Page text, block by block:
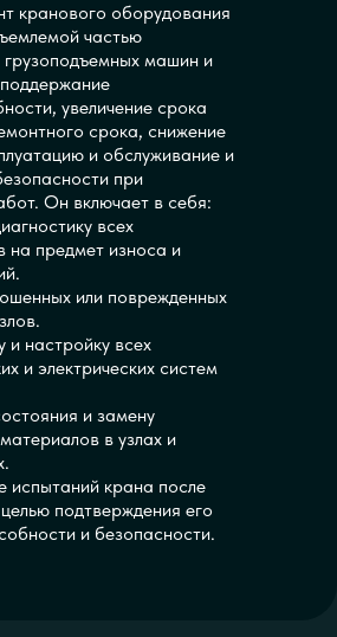
кранового оборудования
частью
грузоподъемных машин и
увеличение срока
срока, снижение
и обслуживание и
при
Он включает в себя:
всех
на предмет износа и
или поврежденных
и настройку всех
и электрических систем
и замену
в узлах и
испытаний крана после
подтверждения его
и безопасности.